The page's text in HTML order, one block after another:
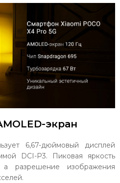
экран
6,67-дюймовый дисплей
DCI-P3. Пиковая яркость
а разрешение изображения